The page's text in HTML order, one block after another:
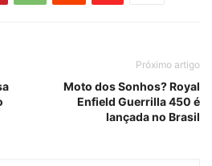
Próximo artigo
Moto dos Sonhos? Royal
Enfield Guerrilla 450 é
lançada no Brasil